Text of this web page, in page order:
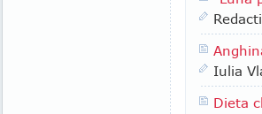
Iulia
Dieta